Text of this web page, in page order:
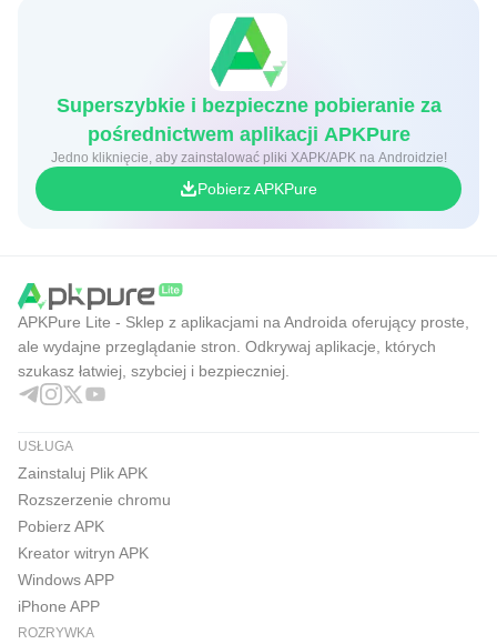
Superszybkie i bezpieczne pobieranie za
pośrednictwem aplikacji APKPure
Jedno kliknięcie, aby zainstalować pliki XAPK/APK na Androidzie!
Pobierz APKPure
APKPure Lite - Sklep z aplikacjami na Androida oferujący proste,
ale wydajne przeglądanie stron. Odkrywaj aplikacje, których
szukasz łatwiej, szybciej i bezpieczniej.
USŁUGA
Zainstaluj Plik APK
Rozszerzenie chromu
Pobierz APK
Kreator witryn APK
Windows APP
iPhone APP
ROZRYWKA